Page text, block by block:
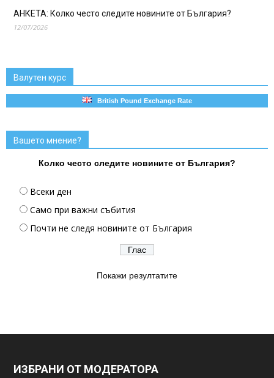
АНКЕТА: Колко често следите новините от България?
12/07/2026
Валутен курс
British Pound Exchange Rate
Вашето мнение?
Колко често следите новините от България?
Всеки ден
Само при важни събития
Почти не следя новините от България
Покажи резултатите
ИЗБРАНИ ОТ МОДЕРАТОРА